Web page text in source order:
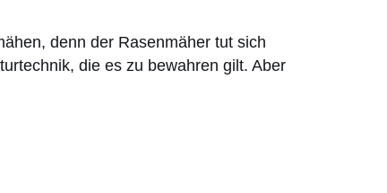
denn der Rasenmäher tut sich
die es zu bewahren gilt. Aber